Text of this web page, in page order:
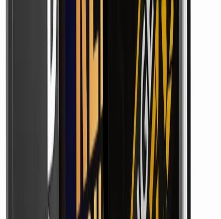
jeweiligen Plattform eingehalten werden. Ein konkretes
Beispiel: Einfach beliebige Clips fremder Kanäle
herunterzuladen und unter eigenem Profil neu hochzuladen,
kann Urheberrechte verletzen – selbst dann, wenn man
anonym bleibt. Gefragt ist stattdessen eine saubere
Grundlage: eine Erlaubnis, eine passende Lizenz, frei
nutzbares Material oder ein Format, das die Plattform
ausdrücklich vorsieht.
Das ist keine Spitzfindigkeit, sondern Selbstschutz.
Plattformen können Inhalte entfernen oder Profile sperren,
und im Ernstfall geht es um mehr als nur verlorene
Reichweite. Wer diesen Punkt von Anfang an mitdenkt, baut
auf festem Grund – statt auf etwas, das jederzeit wegbrechen
kann. Genau hier zahlt sich Sorgfalt aus, die kein
Verkaufstext einem abnimmt.